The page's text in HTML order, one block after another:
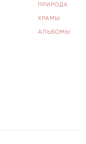
ПРИРОДА
ХРАМЫ
АЛЬБОМЫ